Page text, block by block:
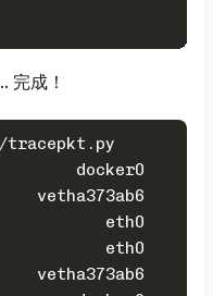
完成！
tracepkt.py
docker0
vetha373ab6
eth0
eth0
vetha373ab6